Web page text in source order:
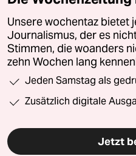
Unsere wochentaz bietet
Journalismus, der es
Stimmen, die woanders
zehn Wochen lang
Jeden Samstag als
Zusätzlich digitale
Jetzt